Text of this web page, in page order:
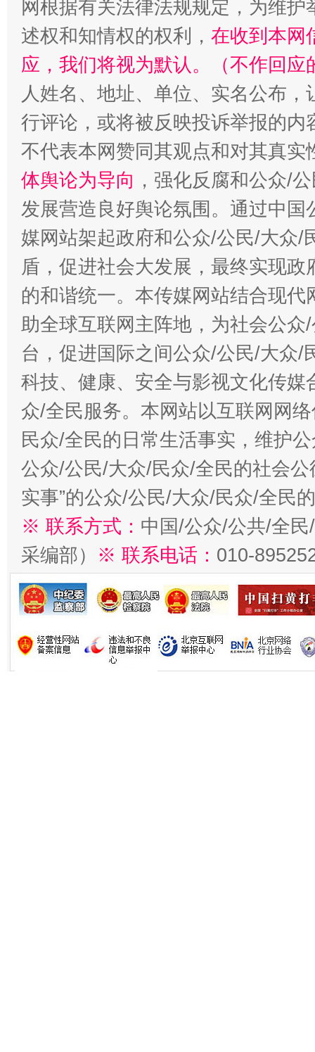
网根据有关法律法规规定，为维
述权和知情权的权利， 在收到本网
应，我们将视为默认。（不作回应
人姓名、地址、单位、实名公布
行评论，或将被反映投诉举报的
不代表本网赞同其观点和对其真实
体舆论为导向 ，强化反腐和公众/
发展营造良好舆论氛围。通过中
媒网站架起政府和公众/公民/大众/
盾，促进社会大发展，最终实现
的和谐统一。本传媒网站结合现
助全球互联网主阵地，为社会公
台，促进国际之间公众/公民/大众/
科技、健康、安全与影视文化传
众/全民服务。本网站以互联网网
民众/全民的日常生活事实，维护
公众/公民/大众/民众/全民的社会公
实事”的公众/公民/大众/民众/全民
※ 联系方式： 中国/公众/公共/全
采编部） ※ 联系电话： 010-